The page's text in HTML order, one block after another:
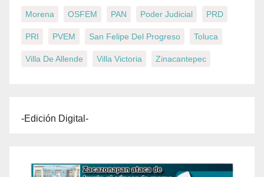
Morena OSFEM PAN Poder Judicial PRD
PRI PVEM San Felipe Del Progreso Toluca
Villa De Allende Villa Victoria Zinacantepec
-Edición Digital-